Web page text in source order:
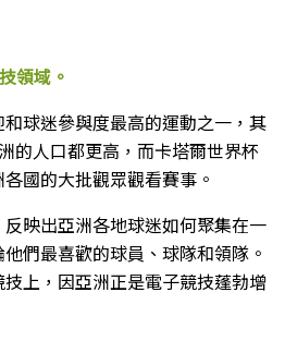
領域。
球迷參與度最高的運動之一，其
的人口都更高，而卡塔爾世界杯
國的大批觀眾觀看賽事。
映出亞洲各地球迷如何聚集在一
們最喜歡的球員、球隊和領隊。
上，因亞洲正是電子競技蓬勃增